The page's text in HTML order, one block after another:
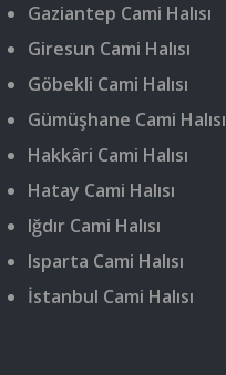
Gaziantep Cami Halısı
Giresun Cami Halısı
Göbekli Cami Halısı
Gümüşhane Cami Halısı
Hakkâri Cami Halısı
Hatay Cami Halısı
Iğdır Cami Halısı
Isparta Cami Halısı
İstanbul Cami Halısı